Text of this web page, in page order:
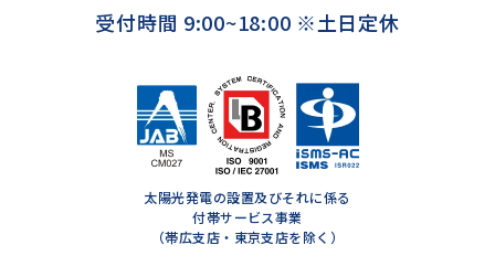
受付時間 9:00~18:00 ※土日定休
太陽光発電の設置及びそれに係る
付帯サービス事業
（帯広支店・東京支店を除く）